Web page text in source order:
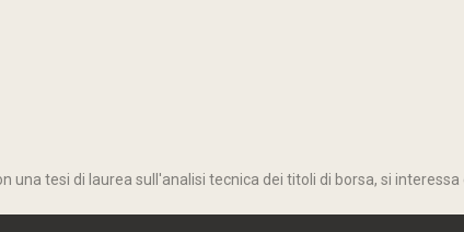
una tesi di laurea sull'analisi tecnica dei titoli di borsa, si